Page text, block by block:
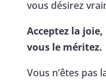
vous désirez
Acceptez la
vous le méritez.
Vous n’êtes pas